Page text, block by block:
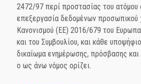
2472/97 περί προστασίας του ατόμου
επεξεργασία δεδομένων προσωπικού
Κανονισμού (ΕΕ) 2016/679 του
και του Συμβουλίου, και κάθε
δικαίωμα ενημέρωσης, πρόσβασης
ο ως άνω νόμος ορίζει.